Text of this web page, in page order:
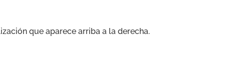
que aparece arriba a la derecha.